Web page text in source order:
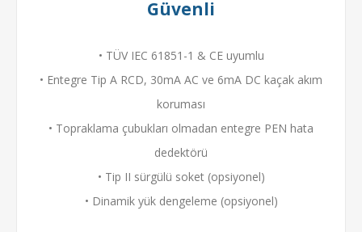
Güvenli
• TÜV IEC 61851-1 & CE uyumlu
• Entegre Tip A RCD, 30mA AC ve 6mA DC kaçak akım
koruması
• Topraklama çubukları olmadan entegre PEN hata
dedektörü
• Tip II sürgülü soket (opsiyonel)
• Dinamik yük dengeleme (opsiyonel)